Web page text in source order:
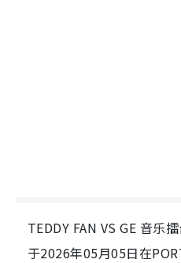
TEDDY FAN VS GE 音乐
于2026年05月05日在